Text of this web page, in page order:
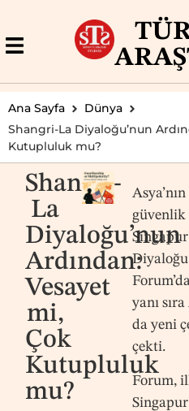
Ana Sayfa
Dünya
Shangri-La Diyaloğu’nun
Kutupluluk mu?
Shangri-
La
Diyaloğu’nun
Ardından:
Vesayet
mi,
Çok
Kutupluluk
mu?
güvenlik
Diyaloğu
yanı
da yeni
çekti.
Forum,